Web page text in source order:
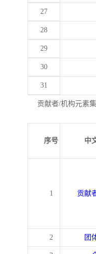
27
28
29
30
31
贡献者/机构元素
序号 中
1 贡献
2 团